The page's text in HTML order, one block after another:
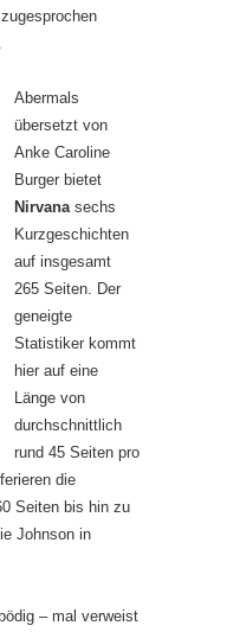
Abermals
übersetzt von
Anke Caroline
Burger bietet
Nirvana sechs
Kurzgeschichten
auf insgesamt
265 Seiten. Der
geneigte
Statistiker kommt
hier auf eine
Länge von
durchschnittlich
rund 45 Seiten pro
die
Seiten bis hin zu
Johnson in
– mal verweist